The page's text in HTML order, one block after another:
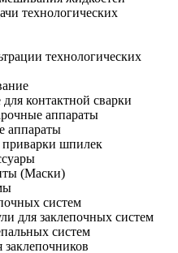
технологических
технологических
контактной сварки
аппараты
аппараты
шпилек
(Маски)
систем
для заклепочных систем
систем